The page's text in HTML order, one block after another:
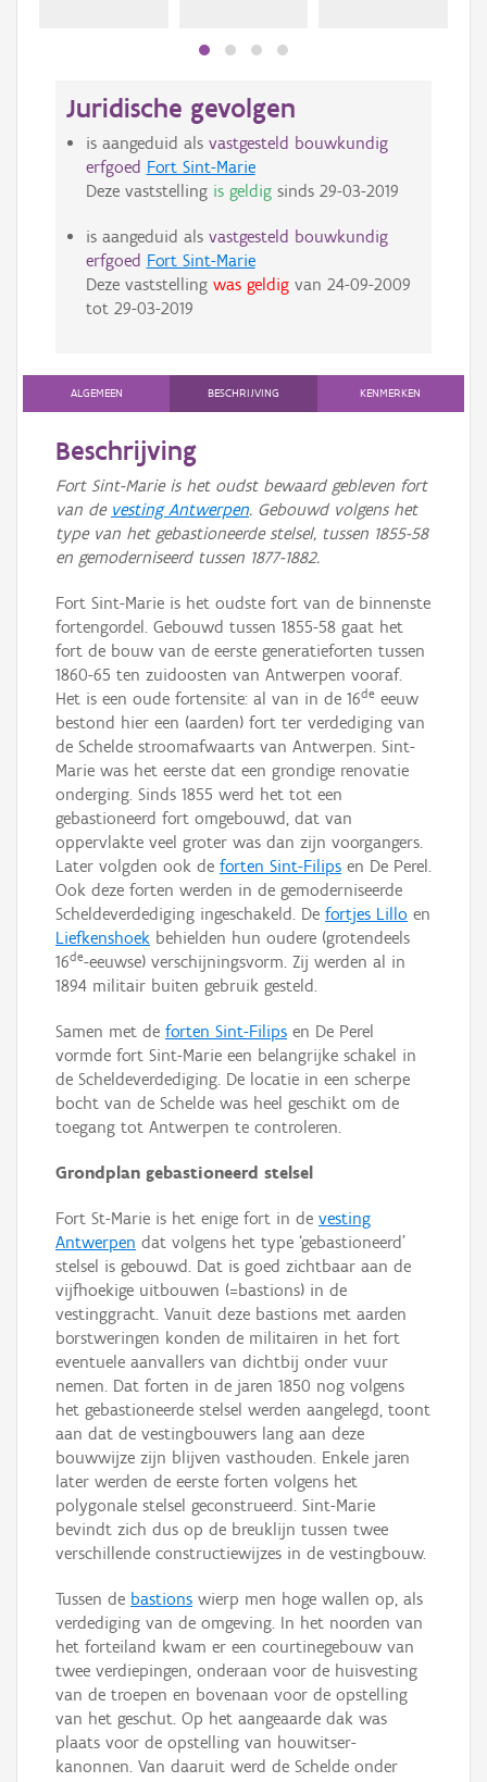
Juridische gevolgen
is aangeduid als vastgesteld bouwkundig
erfgoed Fort Sint-Marie
Deze vaststelling is geldigsinds 29-03-2019
is aangeduid als vastgesteld bouwkundig
erfgoed Fort Sint-Marie
Deze vaststelling was geldigvan 24-09-2009
tot 29-03-2019
ALGEMEEN BESCHRIJVING KENMERKEN
Beschrijving
Fort Sint-Marie is het oudst bewaard gebleven fort
van de vesting Antwerpen. Gebouwd volgens het
type van het gebastioneerde stelsel, tussen 1855-58
en gemoderniseerd tussen 1877-1882.
Fort Sint-Marie is het oudste fort van de binnenste
fortengordel. Gebouwd tussen 1855-58 gaat het
fort de bouw van de eerste generatieforten tussen
1860-65 ten zuidoosten van Antwerpen vooraf.
Het is een oude fortensite: al van in de 16de eeuw
bestond hier een (aarden) fort ter verdediging van
de Schelde stroomafwaarts van Antwerpen. Sint-
Marie was het eerste dat een grondige renovatie
onderging. Sinds 1855 werd het tot een
gebastioneerd fort omgebouwd, dat van
oppervlakte veel groter was dan zijn voorgangers.
Later volgden ook de forten Sint-Filips en De Perel.
Ook deze forten werden in de gemoderniseerde
Scheldeverdediging ingeschakeld. De fortjes Lillo en
Liefkenshoek behielden hun oudere (grotendeels
16de-eeuwse) verschijningsvorm. Zij werden al in
1894 militair buiten gebruik gesteld.
Samen met de forten Sint-Filips en De Perel
vormde fort Sint-Marie een belangrijke schakel in
de Scheldeverdediging. De locatie in een scherpe
bocht van de Schelde was heel geschikt om de
toegang tot Antwerpen te controleren.
Grondplan gebastioneerd stelsel
Fort St-Marie is het enige fort in de vesting
Antwerpen dat volgens het type ‘gebastioneerd’
stelsel is gebouwd. Dat is goed zichtbaar aan de
vijfhoekige uitbouwen (=bastions) in de
vestinggracht. Vanuit deze bastions met aarden
borstweringen konden de militairen in het fort
eventuele aanvallers van dichtbij onder vuur
nemen. Dat forten in de jaren 1850 nog volgens
het gebastioneerde stelsel werden aangelegd, toont
aan dat de vestingbouwers lang aan deze
bouwwijze zijn blijven vasthouden. Enkele jaren
later werden de eerste forten volgens het
polygonale stelsel geconstrueerd. Sint-Marie
bevindt zich dus op de breuklijn tussen twee
verschillende constructiewijzes in de vestingbouw.
Tussen de bastions wierp men hoge wallen op, als
verdediging van de omgeving. In het noorden van
het forteiland kwam er een courtinegebouw van
twee verdiepingen, onderaan voor de huisvesting
van de troepen en bovenaan voor de opstelling
van het geschut. Op het aangeaarde dak was
plaats voor de opstelling van houwitser-
kanonnen. Van daaruit werd de Schelde onder